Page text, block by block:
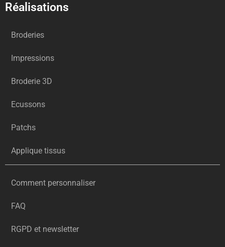
Réalisations
Broderies
Impressions
Broderie 3D
Ecussons
Patchs
Applique tissus
Comment personnaliser
FAQ
RGPD et newsletter